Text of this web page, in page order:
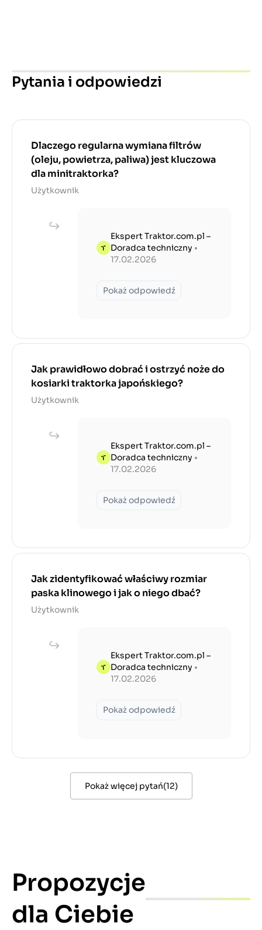
Pytania i odpowiedzi
Dlaczego regularna wymiana filtrów
(oleju, powietrza, paliwa) jest kluczowa
dla minitraktorka?
Użytkownik
Ekspert Traktor.com.pl –
Doradca techniczny •
17.02.2026
Pokaż odpowiedź
Jak prawidłowo dobrać i ostrzyć noże do
kosiarki traktorka japońskiego?
Użytkownik
Ekspert Traktor.com.pl –
Doradca techniczny •
17.02.2026
Pokaż odpowiedź
Jak zidentyfikować właściwy rozmiar
paska klinowego i jak o niego dbać?
Użytkownik
Ekspert Traktor.com.pl –
Doradca techniczny •
17.02.2026
Pokaż odpowiedź
Pokaż więcej pytań(12)
Propozycje
dla Ciebie